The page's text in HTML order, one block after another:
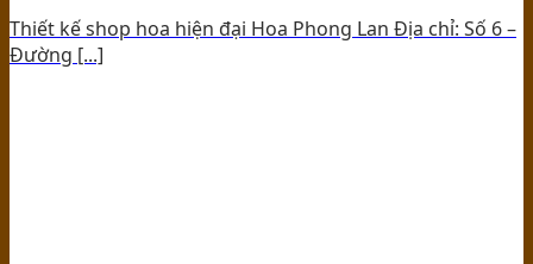
Thiết kế shop hoa hiện đại Hoa Phong Lan Địa chỉ: Số 6 –
Đường [...]